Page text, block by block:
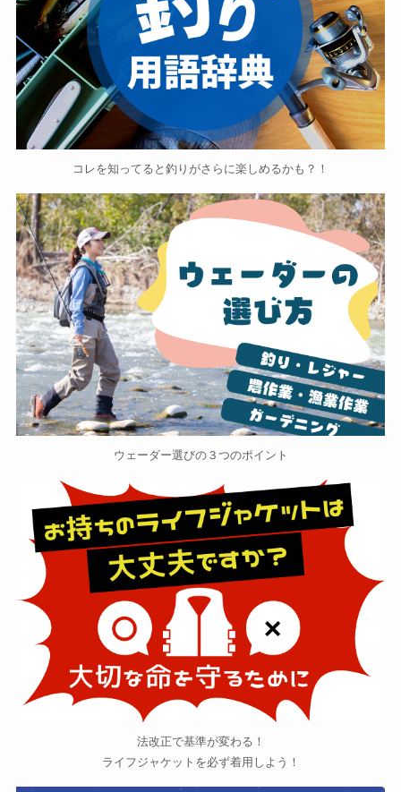
コレを知ってると釣りがさらに楽しめるかも？！
ウェーダー選びの３つのポイント
法改正で基準が変わる！
ライフジャケットを必ず着用しよう！